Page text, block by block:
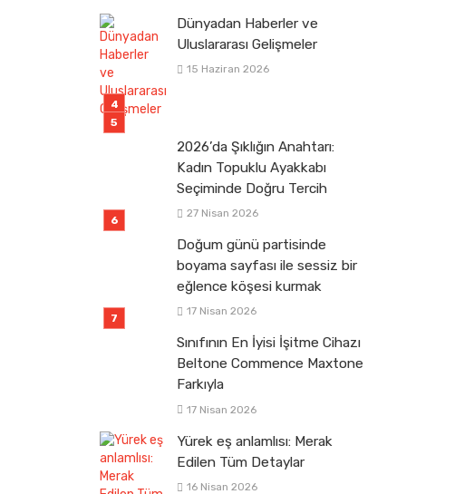
Dünyadan Haberler ve
Uluslararası Gelişmeler
15 Haziran 2026
2026’da Şıklığın Anahtarı:
Kadın Topuklu Ayakkabı
Seçiminde Doğru Tercih
27 Nisan 2026
Doğum günü partisinde
boyama sayfası ile sessiz bir
eğlence köşesi kurmak
17 Nisan 2026
Sınıfının En İyisi İşitme Cihazı
Beltone Commence Maxtone
Farkıyla
17 Nisan 2026
Yürek eş anlamlısı: Merak
Edilen Tüm Detaylar
16 Nisan 2026